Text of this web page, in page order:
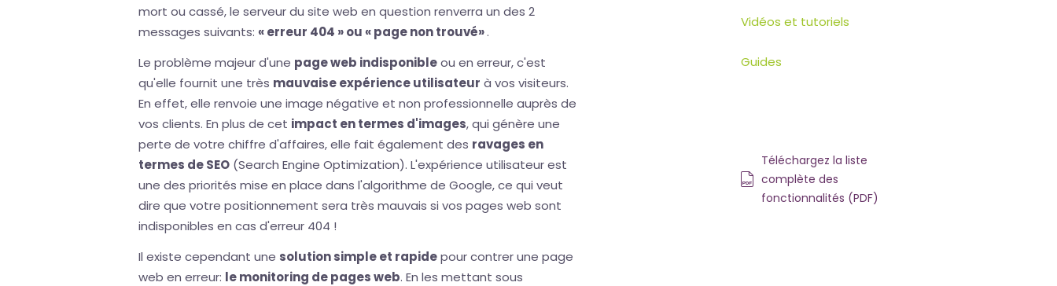
mort ou cassé, le serveur du site web en question renverra un des 2
messages suivants: « erreur 404 » ou « page non trouvé».
Le problème majeur d'une page web indisponibleou en erreur, c'est
qu'elle fournit une très mauvaise expérience utilisateur à vos visiteurs.
En effet, elle renvoie une image négative et non professionnelle auprès de
vos clients. En plus de cet impact en termes d'images, qui génère une
perte de votre chiffre d'affaires, elle fait également des ravages en
termes de SEO (Search Engine Optimization). L'expérience utilisateur est
une des priorités mise en place dans l'algorithme de Google, ce qui veut
dire que votre positionnement sera très mauvais si vos pages web sont
indisponibles en cas d'erreur 404 !
Il existe cependant une solution simple et rapidepour contrer une page
web en erreur: le monitoring de pages web. En les mettant sous
Vidéos et tutoriels
Guides
Téléchargez la liste
complète des
fonctionnalités (PDF)